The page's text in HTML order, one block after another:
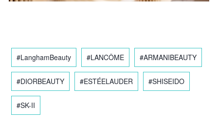
#LanghamBeauty #LANCÔME #ARMANIBEAUTY
#DIORBEAUTY #ESTÉELAUDER #SHISEIDO
#SK-II